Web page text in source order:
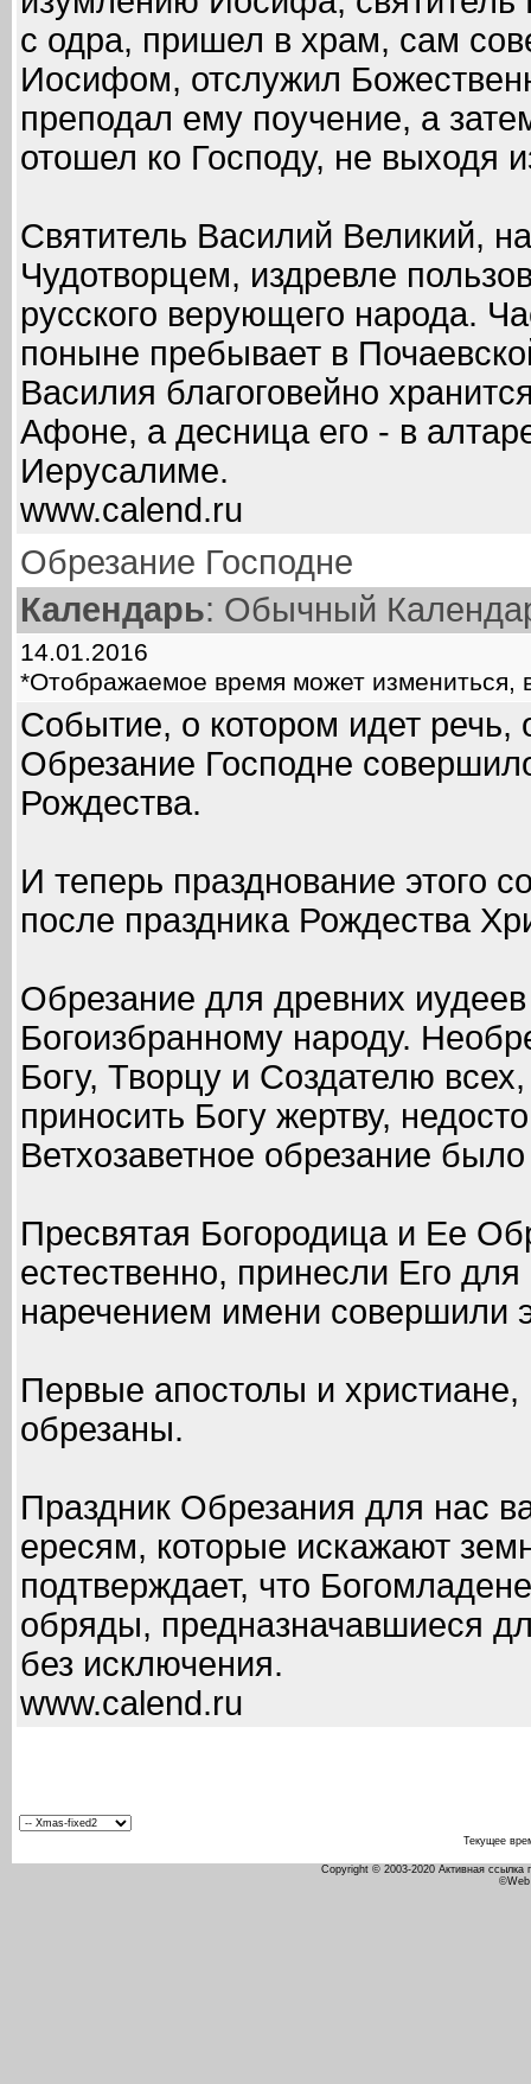
с одра, пришел в храм, сам
Иосифом, отслужил
преподал ему поучение, а
отошел ко Господу, не выходя
Святитель Василий Великий,
Чудотворцем, издревле
русского верующего народа.
поныне пребывает в
Василия благоговейно
Афоне, а десница его - в
Иерусалиме.
www.calend.ru
Обрезание Господне
Календарь: Обычный
14.01.2016
*Отображаемое время может измениться,
Событие, о котором идет речь,
Обрезание Господне
Рождества.
И теперь празднование этого
после праздника Рождества
Обрезание для древних
Богоизбранному народу.
Богу, Творцу и Создателю
приносить Богу жертву,
Ветхозаветное обрезание
Пресвятая Богородица и Ее
естественно, принесли Его
наречением имени совершили
Первые апостолы и
обрезаны.
Праздник Обрезания для нас
ересям, которые искажают
подтверждает, что
обряды, предназначавшиеся
без исключения.
www.calend.ru
Текущее
Copyright © 2003-2020 Активная ссылка